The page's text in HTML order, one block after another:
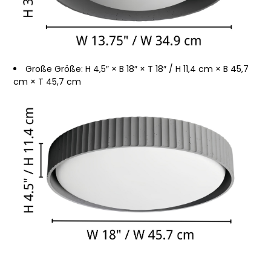
Große Größe: H 4,5″ × B 18″ × T 18″ / H 11,4 cm × B 45,7
cm × T 45,7 cm